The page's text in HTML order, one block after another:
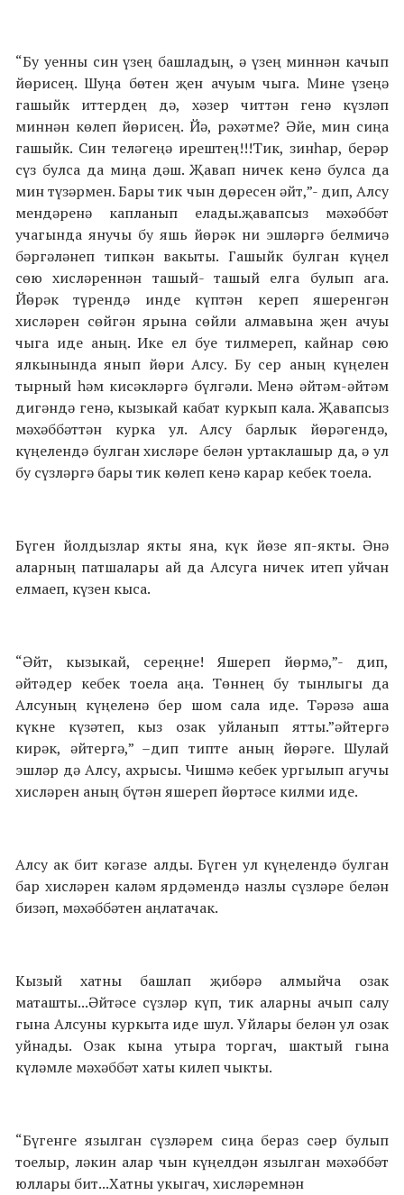
“Бу уенны син үзең башладың, ә үзең миннән качып
йөрисең. Шуңа бөтен җен ачуым чыга. Мине үзеңә
гашыйк иттердең дә, хәзер читтән генә күзләп
миннән көлеп йөрисең. Йә, рәхәтме? Әйе, мин сиңа
гашыйк. Син теләгеңә ирештең!!!Тик, зинһар, берәр
сүз булса да миңа дәш. Җавап ничек кенә булса да
мин түзәрмен. Бары тик чын дөресен әйт,”- дип, Алсу
мендәренә капланып елады.җавапсыз мәхәббәт
учагында янучы бу яшь йөрәк ни эшләргә белмичә
бәргәләнеп типкән вакыты. Гашыйк булган күңел
сөю хисләреннән ташый- ташый елга булып ага.
Йөрәк түрендә инде күптән кереп яшеренгән
хисләрен сөйгән ярына сөйли алмавына җен ачуы
чыга иде аның. Ике ел буе тилмереп, кайнар сөю
ялкынында янып йөри Алсу. Бу сер аның күңелен
тырный һәм кисәкләргә бүлгәли. Менә әйтәм-әйтәм
дигәндә генә, кызыкай кабат куркып кала. Җавапсыз
мәхәббәттән курка ул. Алсу барлык йөрәгендә,
күңелендә булган хисләре белән уртаклашыр да, ә ул
бу сүзләргә бары тик көлеп кенә карар кебек тоела.
Бүген йолдызлар якты яна, күк йөзе яп-якты. Әнә
аларның патшалары ай да Алсуга ничек итеп уйчан
елмаеп, күзен кыса.
“Әйт, кызыкай, сереңне! Яшереп йөрмә,”- дип,
әйтәдер кебек тоела аңа. Төннең бу тынлыгы да
Алсуның күңеленә бер шом сала иде. Тәрәзә аша
күкне күзәтеп, кыз озак уйланып ятты.”әйтергә
кирәк, әйтергә,” –дип типте аның йөрәге. Шулай
эшләр дә Алсу, ахрысы. Чишмә кебек ургылып агучы
хисләрен аның бүтән яшереп йөртәсе килми иде.
Алсу ак бит кәгазе алды. Бүген ул күңелендә булган
бар хисләрен каләм ярдәмендә назлы сүзләре белән
бизәп, мәхәббәтен аңлатачак.
Кызый хатны башлап җибәрә алмыйча озак
маташты...Әйтәсе сүзләр күп, тик аларны ачып салу
гына Алсуны куркыта иде шул. Уйлары белән ул озак
уйнады. Озак кына утыра торгач, шактый гына
күләмле мәхәббәт хаты килеп чыкты.
“Бүгенге язылган сүзләрем сиңа бераз сәер булып
тоелыр, ләкин алар чын күңелдән язылган мәхәббәт
юллары бит...Хатны укыгач, хисләремнән